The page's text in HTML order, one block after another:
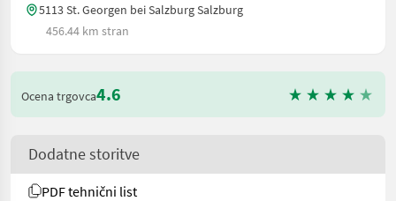
5113 St. Georgen bei Salzburg Salzburg
456.44 km stran
Ocena trgovca4.6
Dodatne storitve
PDF tehnični list